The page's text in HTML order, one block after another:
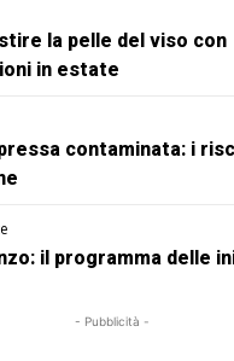
la pelle del viso con
in estate
contaminata: i
il programma delle
- Pubblicità -